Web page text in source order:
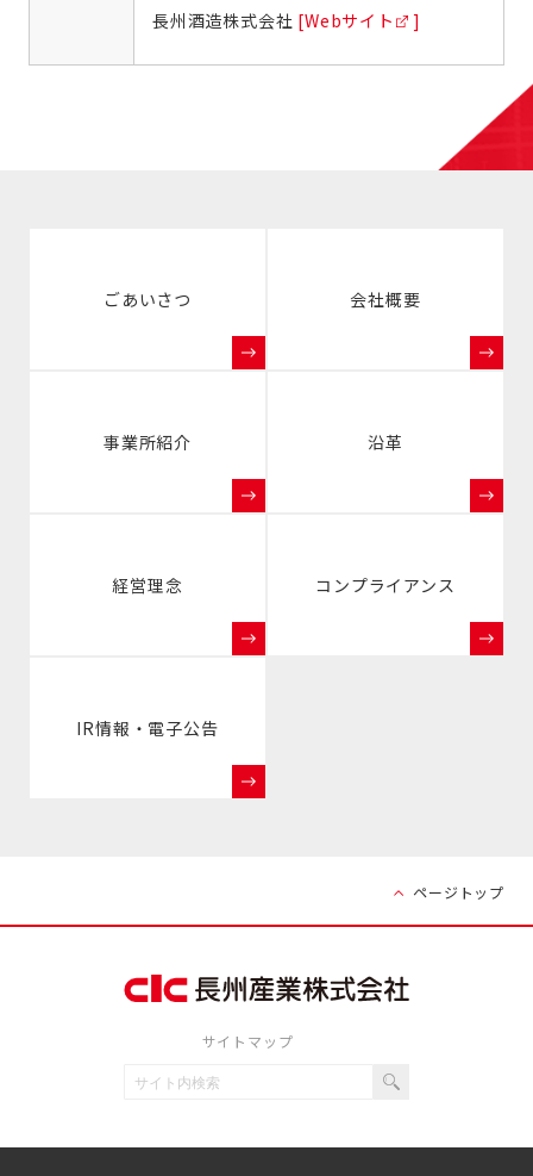
長州酒造株式会社 [Webサイト ]
ごあいさつ 会社概要
事業所紹介 沿革
経営理念 コンプライアンス
IR情報・電子公告
ページトップ
サイトマップ